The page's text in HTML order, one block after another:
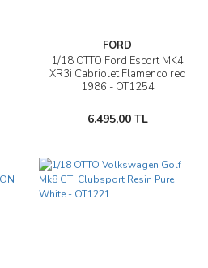
FORD
1/18 OTTO Ford Escort MK4
XR3i Cabriolet Flamenco red
1986 - OT1254
6.495,00 TL